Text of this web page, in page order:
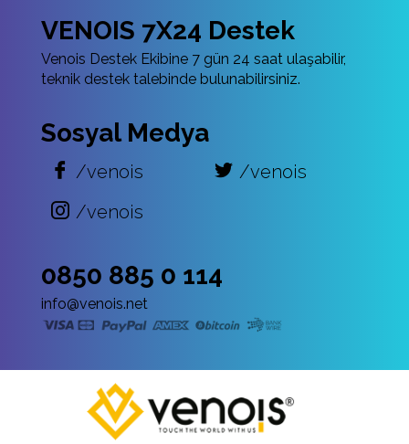
VENOIS 7X24 Destek
Venois Destek Ekibine 7 gün 24 saat ulaşabilir,
teknik destek talebinde bulunabilirsiniz.
Sosyal Medya
/venois
/venois
/venois
0850 885 0 114
info@venois.net